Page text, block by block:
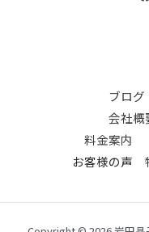
ブログ
会社概
料金案内
お客様の声